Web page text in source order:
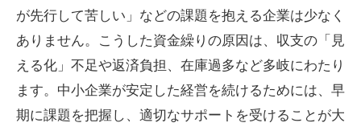
が先行して苦しい」などの課題を抱える企業は少なく
ありません。こうした資金繰りの原因は、収支の「見
える化」不足や返済負担、在庫過多など多岐にわたり
ます。中小企業が安定した経営を続けるためには、早
期に課題を把握し、適切なサポートを受けることが大